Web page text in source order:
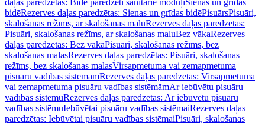
daļas paredzētas: Bidē paredzēti sanitārie moduļiSienas un grīdas
bidēRezerves daļas paredzētas: Sienas un grīdas bidēPisuārsPisuāri,
skalošanas režīms, ar skalošanas maluRezerves daļas paredzētas:
Pisuāri, skalošanas režīms, ar skalošanas maluBez vākaRezerves
daļas paredzētas: Bez vākaPisuāri, skalošanas režīms, bez
skalošanas malasRezerves daļas paredzētas: Pisuāri, skalošanas
režīms, bez skalošanas malasVirsapmetuma vai zemapmetuma
pisuāru vadības sistēmāmRezerves daļas paredzētas: Virsapmetuma
vai zemapmetuma pisuāru vadības sistēmāmAr iebūvētu pisuāru
vadības sistēmuRezerves daļas paredzētas: Ar iebūvētu pisuāru
vadības sistēmuIebūvētai pisuāru vadības sistēmaiRezerves daļas
paredzētas: Iebūvētai pisuāru vadības sistēmaiPisuāri, skalošanas